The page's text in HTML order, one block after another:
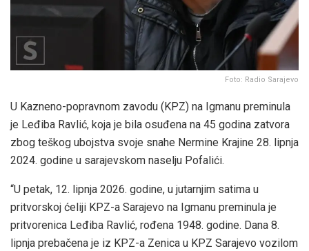
Foto: Radio Sarajevo
U Kazneno-popravnom zavodu (KPZ) na Igmanu preminula
je Leđiba Ravlić, koja je bila osuđena na 45 godina zatvora
zbog teškog ubojstva svoje snahe Nermine Krajine 28. lipnja
2024. godine u sarajevskom naselju Pofalići.
“U petak, 12. lipnja 2026. godine, u jutarnjim satima u
pritvorskoj ćeliji KPZ-a Sarajevo na Igmanu preminula je
pritvorenica Leđiba Ravlić, rođena 1948. godine. Dana 8.
lipnja prebačena je iz KPZ-a Zenica u KPZ Sarajevo vozilom